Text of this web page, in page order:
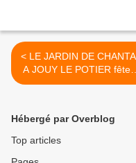
< LE JARDIN DE CHANTAL
A JOUY LE POTIER fêtera
ses 20 ans le samedi 21
Hébergé par Overblog
Top articles